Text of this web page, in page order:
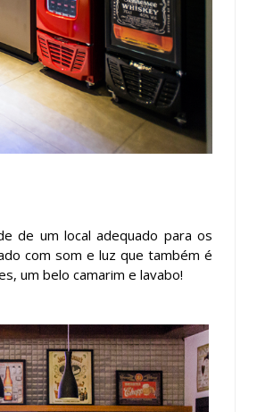
de um local adequado para os
com som e luz que também é
um belo camarim e lavabo!